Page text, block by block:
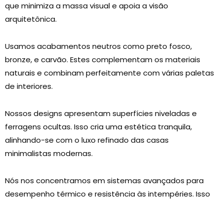
que minimiza a massa visual e apoia a visão
arquitetônica.
Usamos acabamentos neutros como preto fosco,
bronze, e carvão. Estes complementam os materiais
naturais e combinam perfeitamente com várias paletas
de interiores.
Nossos designs apresentam superfícies niveladas e
ferragens ocultas. Isso cria uma estética tranquila,
alinhando-se com o luxo refinado das casas
minimalistas modernas.
Nós nos concentramos em sistemas avançados para
desempenho térmico e resistência às intempéries. Isso